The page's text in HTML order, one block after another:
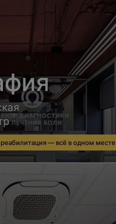
— всё в одном